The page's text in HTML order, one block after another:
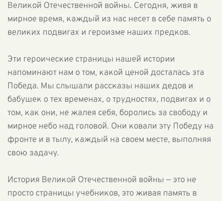
Великой Отечественной войны. Сегодня, живя в
мирное время, каждый из нас несет в себе память о
великих подвигах и героизме наших предков.
Эти героические страницы нашей истории
напоминают нам о том, какой ценой досталась эта
Победа. Мы слышали рассказы наших дедов и
бабушек о тех временах, о трудностях, подвигах и о
том, как они, не жалея себя, боролись за свободу и
мирное небо над головой. Они ковали эту Победу на
фронте и в тылу, каждый на своем месте, выполняя
свою задачу.
История Великой Отечественной войны — это не
просто страницы учебников, это живая память в